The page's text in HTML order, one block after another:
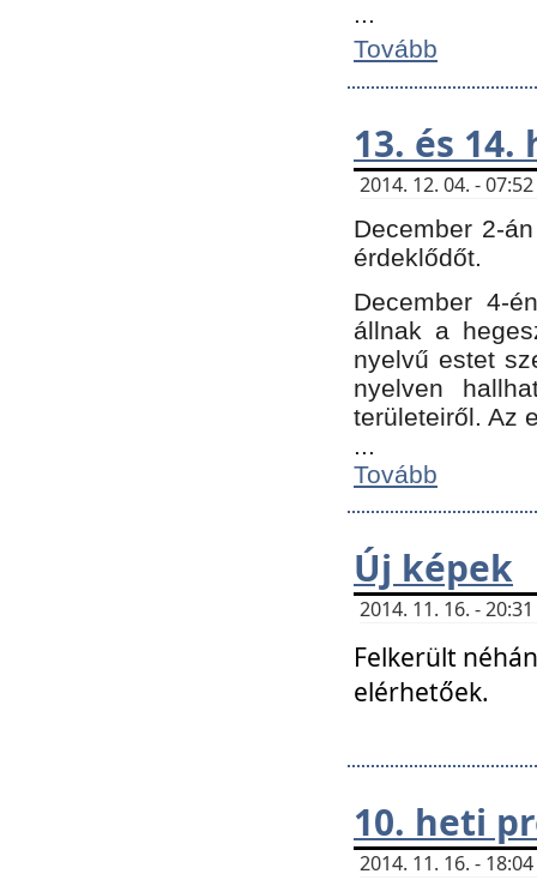
...
Tovább
13. és
2014. 12. 04. -
December 2-
érdeklődőt.
December 4-
állnak a
nyelvű estet
nyelven
területeiről. Az
...
Tovább
Új képek
2014. 11. 16. -
Felkerült
elérhetőek.
10. heti
2014. 11. 16. -